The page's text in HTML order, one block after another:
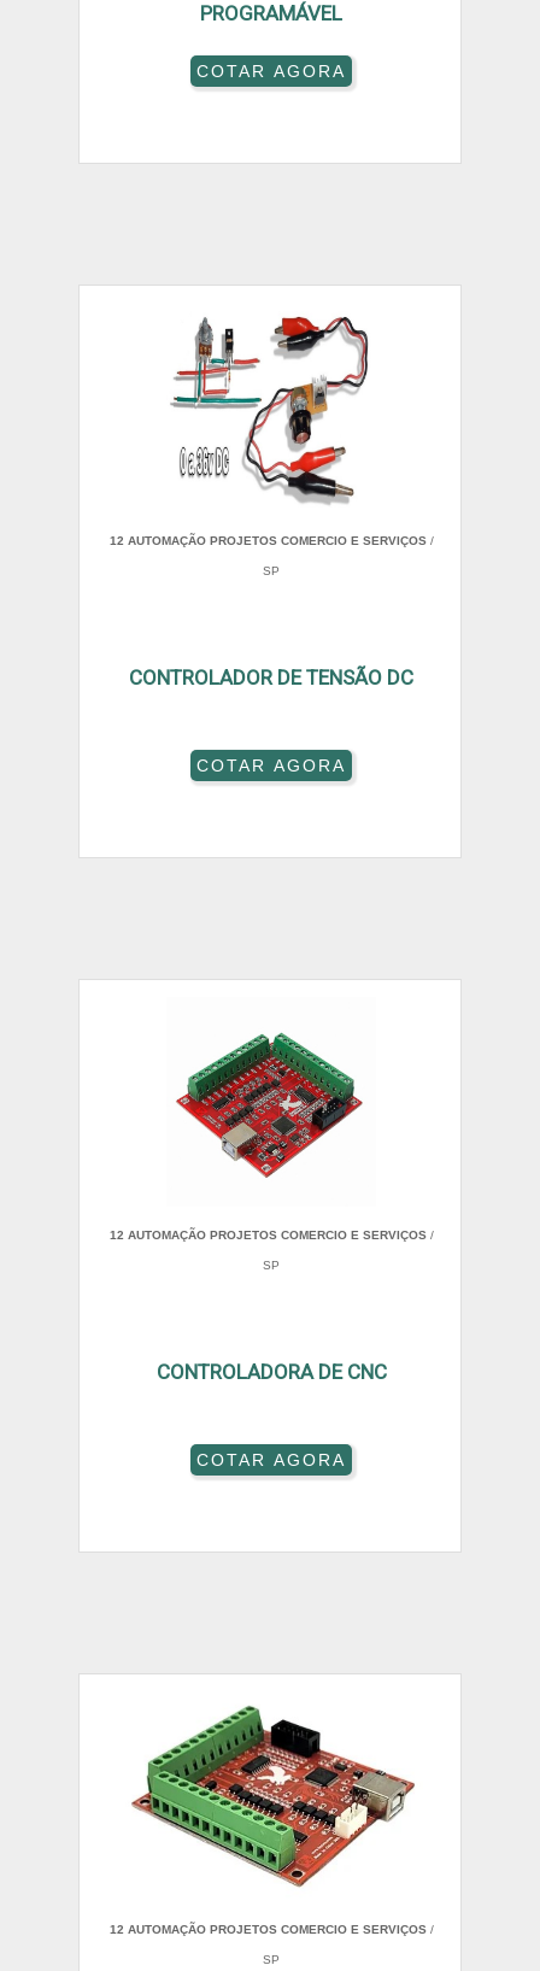
PROGRAMÁVEL
COTAR AGORA
12 AUTOMAÇÃO PROJETOS COMERCIO E SERVIÇOS/
SP
CONTROLADOR DE TENSÃO DC
COTAR AGORA
12 AUTOMAÇÃO PROJETOS COMERCIO E SERVIÇOS/
SP
CONTROLADORA DE CNC
COTAR AGORA
12 AUTOMAÇÃO PROJETOS COMERCIO E SERVIÇOS/
SP